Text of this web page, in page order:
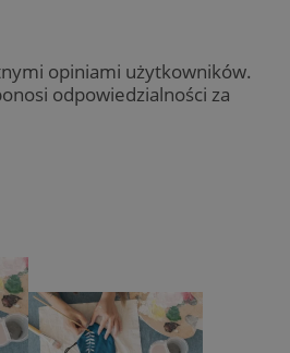
opiniami użytkowników.
odpowiedzialności za